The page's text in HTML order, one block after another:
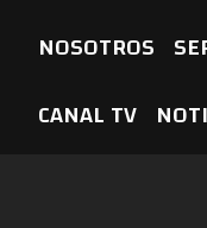
NOSOTROS
CANAL TV